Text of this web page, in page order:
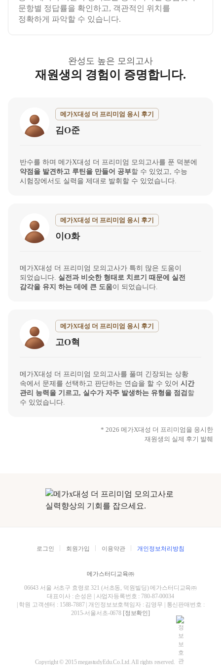
문항별 정답률을 확인하고, 객관적인 위치를
정확하게 파악할 수 있습니다.
완성도 높은 모의고사
재원생의 경험이 증명합니다.
메가X대성 더 프리미엄 응시 후기
김O준
반수를 하며 메가X대성 더 프리미엄 모의고사를 푼 덕분에
약점을 발견하고 루틴을 만들어 공부할 수 있었고, 수능
시험장에서도 실력을 제대로 발휘할 수 있었습니다.
메가X대성 더 프리미엄 응시 후기
이O화
메가X대성 더 프리미엄 모의고사가 특히 많은 도움이
되었습니다. 실전과 비슷한 형태로 치르기 때문에 실전
감각을 유지 하는 데에 큰 도움이 되었습니다.
메가X대성 더 프리미엄 응시 후기
고O혁
메가X대성 더 프리미엄 모의고사를 풀며 긴장되는 상황
속에서 문제를 선택하고 판단하는 연습을 할 수 있어 시간
관리 능력을 기르고, 실수가 자주 발생하는 유형을 점검 할
수 있었습니다.
* 2026 메가X대성 더 프리미엄을 응시한
재원생의 실제 후기 발췌
로그인 회원가입 이용약관 개인정보처리방침
메가스터디교육㈜
06643 서울 서초구 효령로 321 (서초동, 덕원빌딩) 메가스터디교육㈜
대표이사 : 손성은 | 사업자등록번호 : 780-87-00034
| 학원 고객센터 : 1588-7887 | 개인정보보호책임자 : 김영무 | 통신판매번호 :
2015-서울서초-0678 [정보확인]
Copyright © 2015 megastudyEdu.Co.Ltd. All rights reserved.